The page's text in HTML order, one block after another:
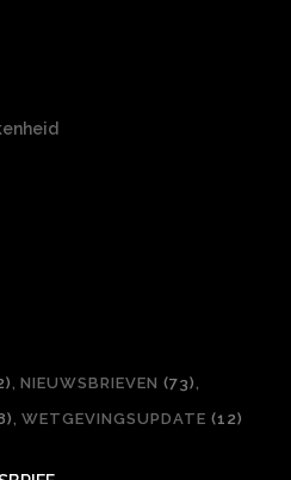
NIEUWSBRIEVEN (73)
WETGEVINGSUPDATE (12)